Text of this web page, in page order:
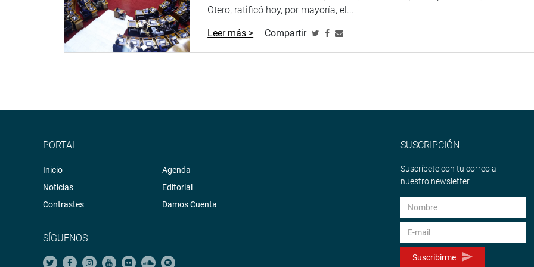
la pobreza”, refirió.
Por su parte, el presidente de la Comisión de Vivienda y Construcción, Juan Carlos Oyola Rodríguez (AP), dijo que
desde ese grupo de trabajo se harán grandes esfuerzos para que lugares como el Napo puedan tener todas las
condiciones para elaborar proyectos de saneamiento a fin de mejorar la calidad de vida de sus pobladores.
Otero, ratificó hoy, por mayoría, el...
Leer más > Compartir
PORTAL
Inicio
Noticias
Contrastes
Agenda
Editorial
Damos Cuenta
SÍGUENOS
SUSCRIPCIÓN
Suscríbete con tu correo a
nuestro newsletter.
Suscribirme